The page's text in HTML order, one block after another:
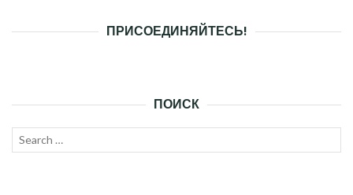
ПРИСОЕДИНЯЙТЕСЬ!
ПОИСК
Search